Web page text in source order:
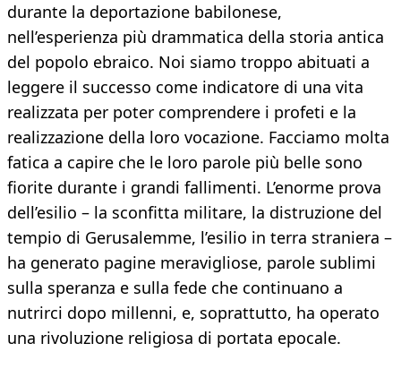
durante la deportazione babilonese,
nell’esperienza più drammatica della storia antica
del popolo ebraico. Noi siamo troppo abituati a
leggere il successo come indicatore di una vita
realizzata per poter comprendere i profeti e la
realizzazione della loro vocazione. Facciamo molta
fatica a capire che le loro parole più belle sono
fiorite durante i grandi fallimenti. L’enorme prova
dell’esilio – la sconfitta militare, la distruzione del
tempio di Gerusalemme, l’esilio in terra straniera –
ha generato pagine meravigliose, parole sublimi
sulla speranza e sulla fede che continuano a
nutrirci dopo millenni, e, soprattutto, ha operato
una rivoluzione religiosa di portata epocale.